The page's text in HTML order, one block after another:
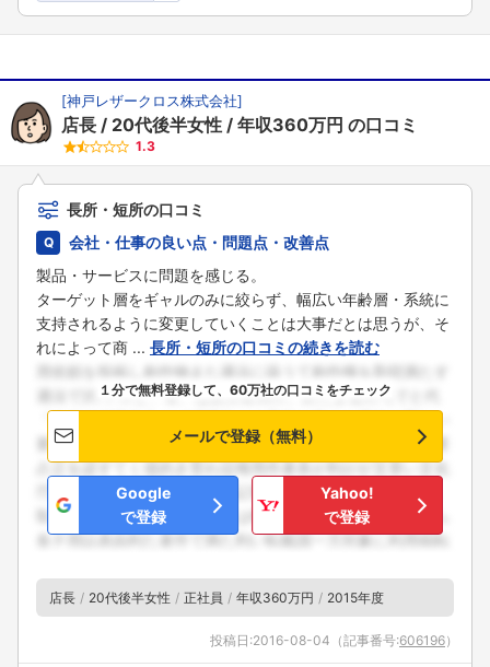
[神戸レザークロス株式会社]
店長 20代後半女性 年収360万円 の口コミ
1.3
長所・短所の口コミ
会社・仕事の良い点・問題点・改善点
製品・サービスに問題を感じる。
ターゲット層をギャルのみに絞らず、幅広い年齢層・系統に
支持されるように変更していくことは大事だとは思うが、そ
れによって商 ... 長所・短所の口コミの続きを読む
１分で無料登録して、60万社の口コミをチェック
メールで登録（無料）
Google
で登録
Yahoo!
で登録
店長 20代後半女性 正社員 年収360万円 2015年度
投稿日:2016-08-04 （記事番号:606196）